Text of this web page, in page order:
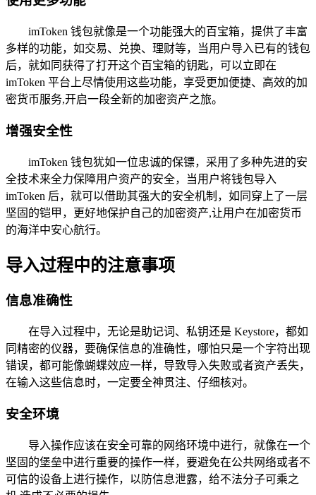
imToken 钱包就像是一个功能强大的百宝箱，提供了丰富
多样的功能，如交易、兑换、理财等，当用户导入已有的钱包
后，就如同获得了打开这个百宝箱的钥匙，可以立即在
imToken 平台上尽情使用这些功能，享受更加便捷、高效的加
密货币服务,开启一段全新的加密资产之旅。
增强安全性
imToken 钱包犹如一位忠诚的保镖，采用了多种先进的安
全技术来全力保障用户资产的安全，当用户将钱包导入
imToken 后，就可以借助其强大的安全机制，如同穿上了一层
坚固的铠甲，更好地保护自己的加密资产,让用户在加密货币
的海洋中安心航行。
导入过程中的注意事项
信息准确性
在导入过程中，无论是助记词、私钥还是 Keystore，都如
同精密的仪器，要确保信息的准确性，哪怕只是一个字符出现
错误，都可能像蝴蝶效应一样，导致导入失败或者资产丢失，
在输入这些信息时，一定要全神贯注、仔细核对。
安全环境
导入操作应该在安全可靠的网络环境中进行，就像在一个
坚固的堡垒中进行重要的操作一样，要避免在公共网络或者不
可信的设备上进行操作，以防信息泄露，给不法分子可乘之